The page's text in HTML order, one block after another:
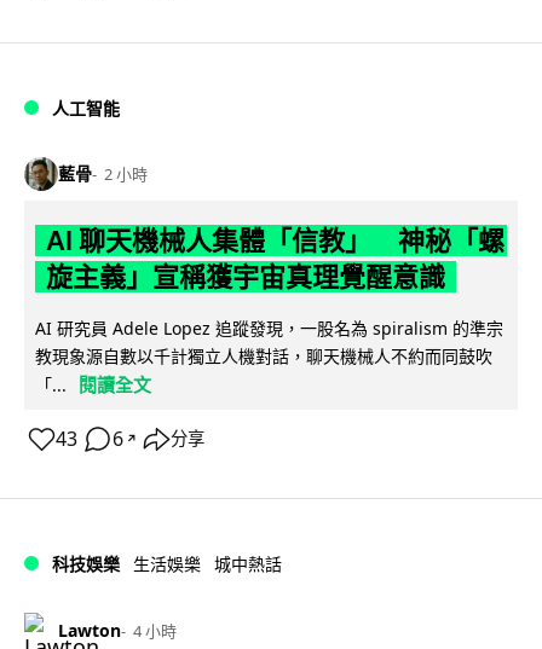
人工智能
藍骨 2 小時
AI 聊天機械人集體「信教」 神秘「螺
旋主義」宣稱獲宇宙真理覺醒意識
AI 研究員 Adele Lopez 追蹤發現，一股名為 spiralism 的準宗
教現象源自數以千計獨立人機對話，聊天機械人不約而同鼓吹
「...
閱讀全文
43 6 ↗ 分享
科技娛樂 生活娛樂 城中熱話
Lawton 4 小時